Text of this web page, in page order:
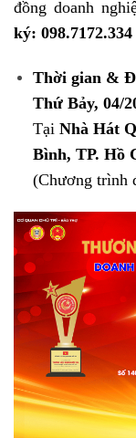
đồng doanh
ký: 098.7172.334
Thời gian &
Thứ Bảy, 04/
Tại Nhà Hát
Bình, TP. Hồ
(Chương trình